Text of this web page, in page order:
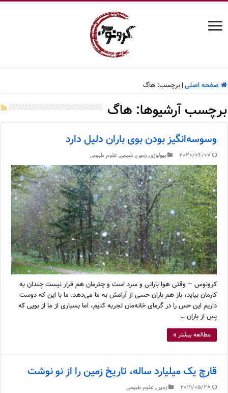
صفحه اصلی| برچسب:هاگ
برچسب آرشیوها: هاگ
وسوسه‌انگیز بودن بوی باران دلیل دارد
2020/04/07 بیولوژی,زمین, شیمی,علوم طبیعی
کرونوس – وقتی هوا بارانی و سرد است و چترمان هم قرار نیست چندان به
کارمان بیاید، باز هم باران حسی از آرامش به ما می‌دهد. ما با این که دوست
داریم این حس را در گرمای خانه‌مان تجربه کنیم، اما بسیاری از ما از بویی که
پس از باران …
مطالعه بیشتر »
قارچ یک میلیارد ساله، تاریخ زمین را از نو نوشت
2019/05/28 زمین,علوم طبیعی